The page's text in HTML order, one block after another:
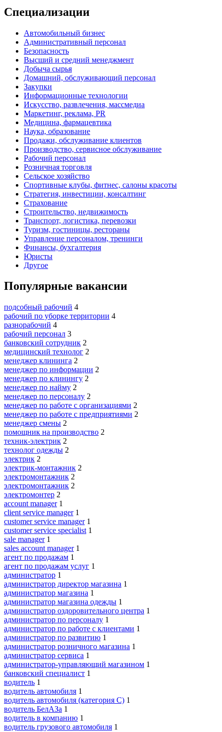
Специализации
Автомобильный бизнес
Административный персонал
Безопасность
Высший и средний менеджмент
Добыча сырья
Домашний, обслуживающий персонал
Закупки
Информационные технологии
Искусство, развлечения, массмедиа
Маркетинг, реклама, PR
Медицина, фармацевтика
Наука, образование
Продажи, обслуживание клиентов
Производство, сервисное обслуживание
Рабочий персонал
Розничная торговля
Сельское хозяйство
Спортивные клубы, фитнес, салоны красоты
Стратегия, инвестиции, консалтинг
Страхование
Строительство, недвижимость
Транспорт, логистика, перевозки
Туризм, гостиницы, рестораны
Управление персоналом, тренинги
Финансы, бухгалтерия
Юристы
Другое
Популярные вакансии
подсобный рабочий 4
рабочий по уборке территории 4
разнорабочий 4
рабочий персонал 3
банковский сотрудник 2
медицинский технолог 2
менеджер клининга 2
менеджер по информации 2
менеджер по клинингу 2
менеджер по найму 2
менеджер по персоналу 2
менеджер по работе с организациями 2
менеджер по работе с предприятиями 2
менеджер смены 2
помощник на производство 2
техник-электрик 2
технолог одежды 2
электрик 2
электрик-монтажник 2
электромонтажник 2
электромонтажник 2
электромонтер 2
account manager 1
client service manager 1
customer service manager 1
customer service specialist 1
sale manager 1
sales account manager 1
агент по продажам 1
агент по продажам услуг 1
администратор 1
администратор директор магазина 1
администратор магазина 1
администратор магазина одежды 1
администратор оздоровительного центра 1
администратор по персоналу 1
администратор по работе с клиентами 1
администратор по развитию 1
администратор розничного магазина 1
администратор сервиса 1
администратор-управляющий магазином 1
банковский специалист 1
водитель 1
водитель автомобиля 1
водитель автомобиля (категория C) 1
водитель БелАЗа 1
водитель в компанию 1
водитель грузового автомобиля 1